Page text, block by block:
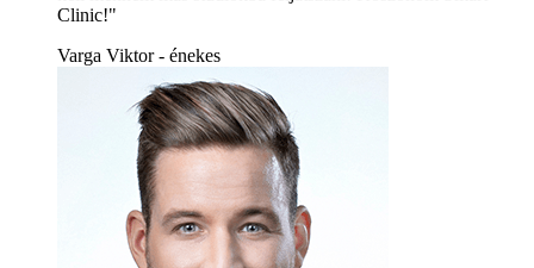
Clinic!"
Varga Viktor - énekes